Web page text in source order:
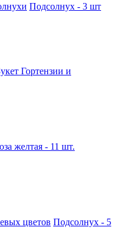
Подсолнух - 3 шт
Гортензии и
желтая - 11 шт.
цветов Подсолнух - 5